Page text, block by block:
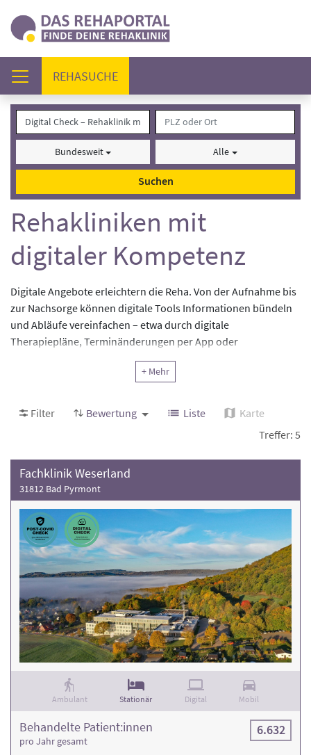
REHASUCHE(AKTUELL)
Bundesweit Alle
Suchen
Rehakliniken mit
digitaler Kompetenz
Digitale Angebote erleichtern die Reha. Von der Aufnahme bis
zur Nachsorge können digitale Tools Informationen bündeln
und Abläufe vereinfachen – etwa durch digitale
Therapiepläne, Terminänderungen per App oder
Nachsorgeprogramme wie IRENA. Damit Sie schnell erkennen,
welche Kliniken digitale Lösungen sinnvoll einsetzen, hat DAS
entwickelt. Einrichtungen, die die Kriterien erfüllen, tragen
+ Mehr
Filter Bewertung Liste
Karte
Treffer: 5
Fachklinik Weserland
31812 Bad Pyrmont
Ambulant Stationär Digital Mobil
Behandelte Patient:innen
pro Jahr gesamt
6.632